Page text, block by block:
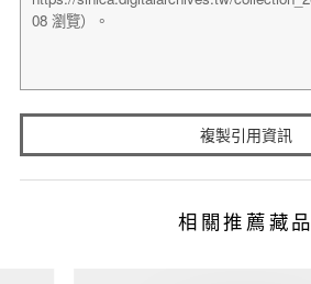
複製引用資訊
相關推薦藏品